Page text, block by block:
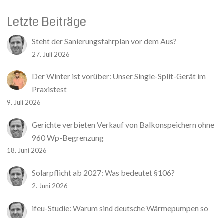
Letzte Beiträge
Steht der Sanierungsfahrplan vor dem Aus?
27. Juli 2026
Der Winter ist vorüber: Unser Single-Split-Gerät im
Praxistest
9. Juli 2026
Gerichte verbieten Verkauf von Balkonspeichern ohne
960 Wp-Begrenzung
18. Juni 2026
Solarpflicht ab 2027: Was bedeutet §106?
2. Juni 2026
ifeu-Studie: Warum sind deutsche Wärmepumpen so